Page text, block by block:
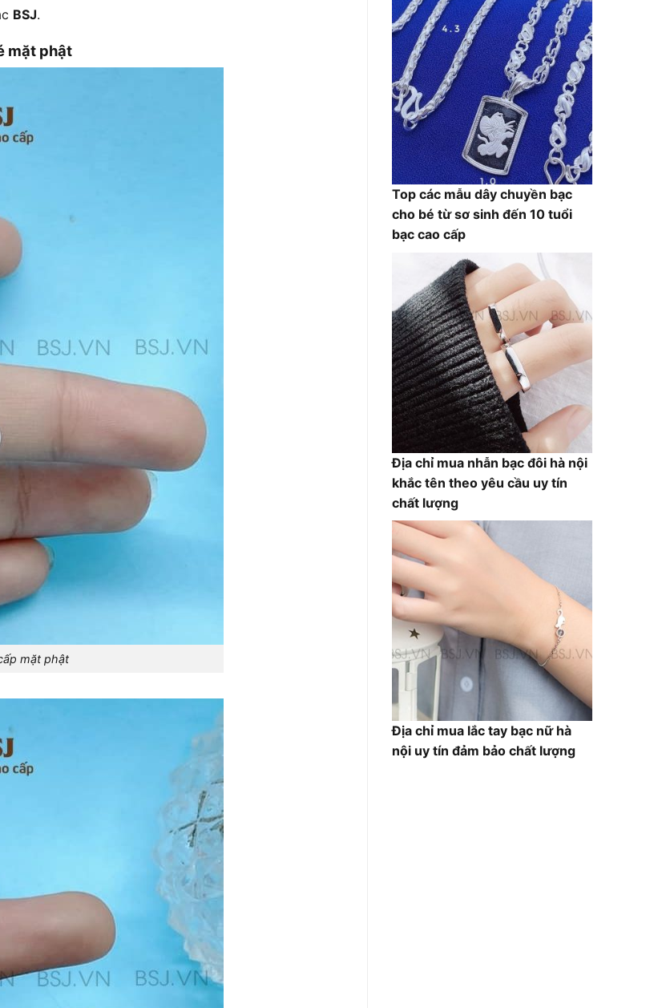
Top các mẫu dây chuyền bạc
cho bé từ sơ sinh đến 10 tuổi
bạc cao cấp
Địa chỉ mua nhẫn bạc đôi hà nội
khắc tên theo yêu cầu uy tín
chất lượng
Địa chỉ mua lắc tay bạc nữ hà
nội uy tín đảm bảo chất lượng
BSJ.
mặt phật
mặt phật